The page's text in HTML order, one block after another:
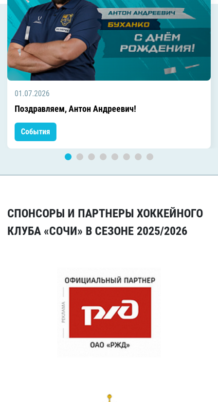
01.07.2026
Поздравляем, Антон Андреевич!
События
СПОНСОРЫ И ПАРТНЕРЫ ХОККЕЙНОГО
КЛУБА «СОЧИ» В СЕЗОНЕ 2025/2026